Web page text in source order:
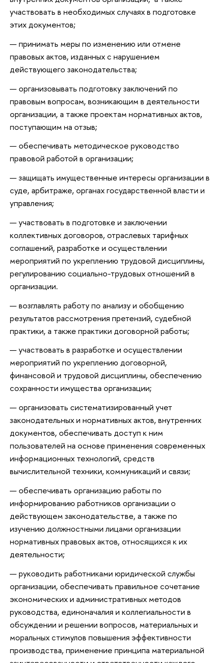
участвовать в необходимых случаях в подготовке
этих документов;
принимать меры по изменению или отмене
правовых актов, изданных с нарушением
действующего законодательства;
организовывать подготовку заключений по
правовым вопросам, возникающим в деятельности
организации, а также проектам нормативных актов,
поступающим на отзыв;
обеспечивать методическое руководство
правовой работой в организации;
защищать имущественные интересы организации в
суде, арбитраже, органах государственной власти и
управления;
участвовать в подготовке и заключении
коллективных договоров, отраслевых тарифных
соглашений, разработке и осуществлении
мероприятий по укреплению трудовой дисциплины,
регулированию социально-трудовых отношений в
организации.
возглавлять работу по анализу и обобщению
результатов рассмотрения претензий, судебной
практики, а также практики договорной работы;
участвовать в разработке и осуществлении
мероприятий по укреплению договорной,
финансовой и трудовой дисциплины, обеспечению
сохранности имущества организации;
организовать систематизированный учет
законодательных и нормативных актов, внутренних
документов, обеспечивать доступ к ним
пользователей на основе применения современных
информационных технологий, средств
вычислительной техники, коммуникаций и связи;
обеспечивать организацию работы по
информированию работников организации о
действующем законодательстве, а также по
изучению должностными лицами организации
нормативных правовых актов, относящихся к их
деятельности;
руководить работниками юридической службы
организации, обеспечивать правильное сочетание
экономических и административных методов
руководства, единоначалия и коллегиальности в
обсуждении и решении вопросов, материальных и
моральных стимулов повышения эффективности
производства, применение принципа материальной